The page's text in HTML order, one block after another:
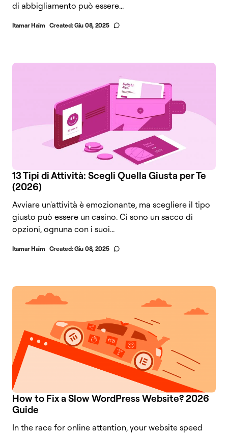
di abbigliamento può essere...
Itamar Haim Created:Giu 08, 2025
13 Tipi di Attività: Scegli Quella Giusta per Te
(2026)
Avviare un'attività è emozionante, ma scegliere il tipo
giusto può essere un casino. Ci sono un sacco di
opzioni, ognuna con i suoi...
Itamar Haim Created:Giu 08, 2025
How to Fix a Slow WordPress Website? 2026
Guide
In the race for online attention, your website speed